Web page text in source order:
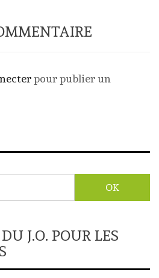
pour publier un
J.O. POUR LES